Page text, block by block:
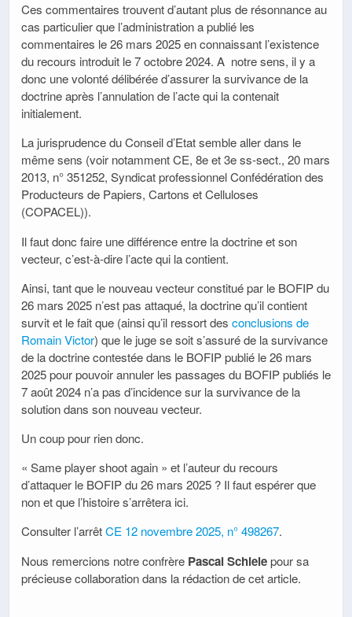
Ces commentaires trouvent d’autant plus de résonnance au
cas particulier que l’administration a publié les
commentaires le 26 mars 2025 en connaissant l’existence
du recours introduit le 7 octobre 2024. A notre sens, il y a
donc une volonté délibérée d’assurer la survivance de la
doctrine après l’annulation de l’acte qui la contenait
initialement.
La jurisprudence du Conseil d’Etat semble aller dans le
même sens (voir notamment CE, 8e et 3e ss-sect., 20 mars
2013, n° 351252, Syndicat professionnel Confédération des
Producteurs de Papiers, Cartons et Celluloses
(COPACEL)).
Il faut donc faire une différence entre la doctrine et son
vecteur, c’est-à-dire l’acte qui la contient.
Ainsi, tant que le nouveau vecteur constitué par le BOFIP du
26 mars 2025 n’est pas attaqué, la doctrine qu’il contient
survit et le fait que (ainsi qu’il ressort des conclusions de
Romain Victor) que le juge se soit s’assuré de la survivance
de la doctrine contestée dans le BOFIP publié le 26 mars
2025 pour pouvoir annuler les passages du BOFIP publiés le
7 août 2024 n’a pas d’incidence sur la survivance de la
solution dans son nouveau vecteur.
Un coup pour rien donc.
« Same player shoot again » et l’auteur du recours
d’attaquer le BOFIP du 26 mars 2025 ? Il faut espérer que
non et que l’histoire s’arrêtera ici.
Consulter l’arrêtCE 12 novembre 2025, n° 498267.
Nous remercions notre confrère Pascal Schielepour sa
précieuse collaboration dans la rédaction de cet article.